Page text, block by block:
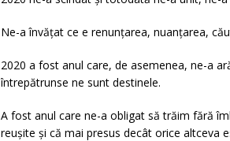
Ne-a învățat ce e renunțarea, nuanțarea,
2020 a fost anul care, de asemenea, ne-a
întrepătrunse ne sunt destinele.
A fost anul care ne-a obligat să trăim fără
reușite și că mai presus decât orice altceva